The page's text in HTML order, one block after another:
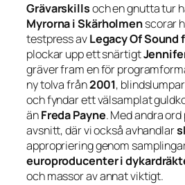
Grävarskillsoch en gnutta tur
Myrorna i Skärholmenscorar
testpress avLegacy Of Sound
plockar upp ett snärtigt
gräver fram en för
ny tolva från2001,
och fyndar ett välsamplat
änFreda Payne. Med andra
avsnitt, där vi också avhandlar
appropriering genom
europroducenter i
och massor av annat viktigt.